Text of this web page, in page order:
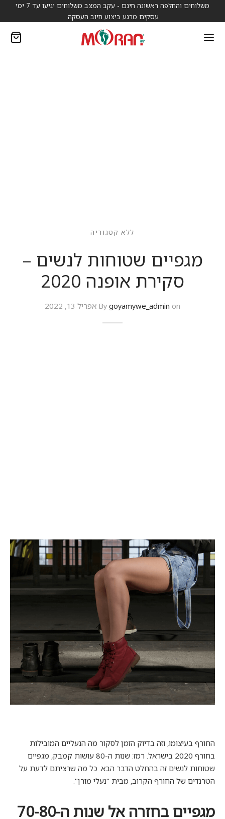
משלוחים והחלפה ראשונה חינם - עקב המצב משלוחים יגיעו עד 7 ימי
עסקים מרגע ביצוע חיוב העסקה.
ללא קטגוריה
מגפיים שטוחות לנשים –
סקירת אופנה 2020
By goyamywe_admin on אפריל 13, 2022
החורף בעיצומו, וזה בדיוק הזמן לסקור מה הנעליים המובילות
בחורף 2020 בישראל. רמז: שנות ה-80 עושות קמבק, מגפיים
שטוחות לנשים זה בהחלט הדבר הבא. כל מה שרציתם לדעת על
הטרנדים של החורף הקרוב, מבית "נעלי מורן".
מגפיים בחזרה אל שנות ה-70-80